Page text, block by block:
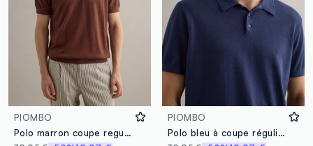
PIOMBO
Polo marron coupe regular en mélange de coton, lin et soie
PIOMBO
Polo bleu à coupe régulière en mélange de coton, lin et soie